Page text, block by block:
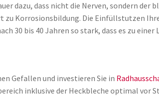
dazu, dass nicht die Nerven, sondern der
zu Korrosionsbildung. Die Einfüllstutzen
30 bis 40 Jahren so stark, dass es zu
Gefallen und investieren Sie in
inklusive der Heckbleche optimal vor